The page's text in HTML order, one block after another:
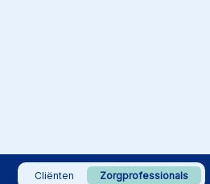
Cliënten Zorgprofessionals